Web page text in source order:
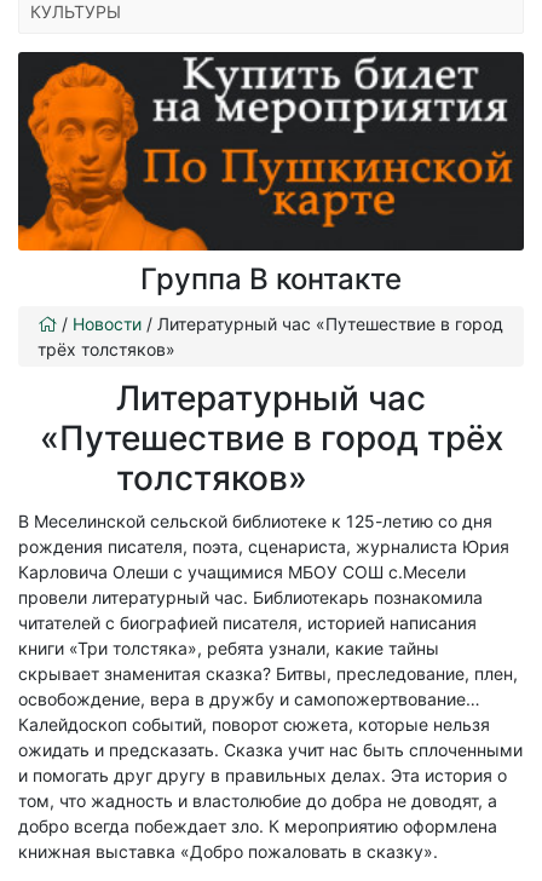
КУЛЬТУРЫ
Группа В контакте
/ Новости / Литературный час «Путешествие в город
трёх толстяков»
Литературный час
«Путешествие в город трёх
толстяков»
В Меселинской сельской библиотеке к 125-летию со дня
рождения писателя, поэта, сценариста, журналиста Юрия
Карловича Олеши с учащимися МБОУ СОШ с.Месели
провели литературный час. Библиотекарь познакомила
читателей с биографией писателя, историей написания
книги «Три толстяка», ребята узнали, какие тайны
скрывает знаменитая сказка? Битвы, преследование, плен,
освобождение, вера в дружбу и самопожертвование…
Калейдоскоп событий, поворот сюжета, которые нельзя
ожидать и предсказать. Сказка учит нас быть сплоченными
и помогать друг другу в правильных делах. Эта история о
том, что жадность и властолюбие до добра не доводят, а
добро всегда побеждает зло. К мероприятию оформлена
книжная выставка «Добро пожаловать в сказку».